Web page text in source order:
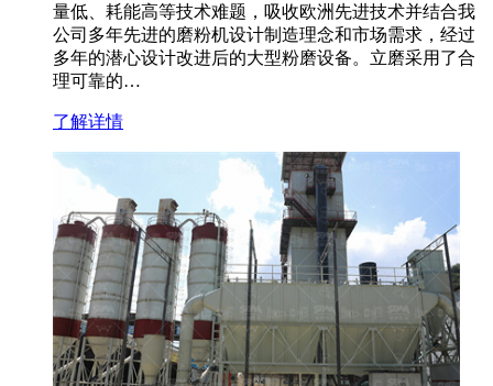
量低、耗能高等技术难题，吸收欧洲先进技术并结合我
公司多年先进的磨粉机设计制造理念和市场需求，经过
多年的潜心设计改进后的大型粉磨设备。立磨采用了合
理可靠的…
了解详情